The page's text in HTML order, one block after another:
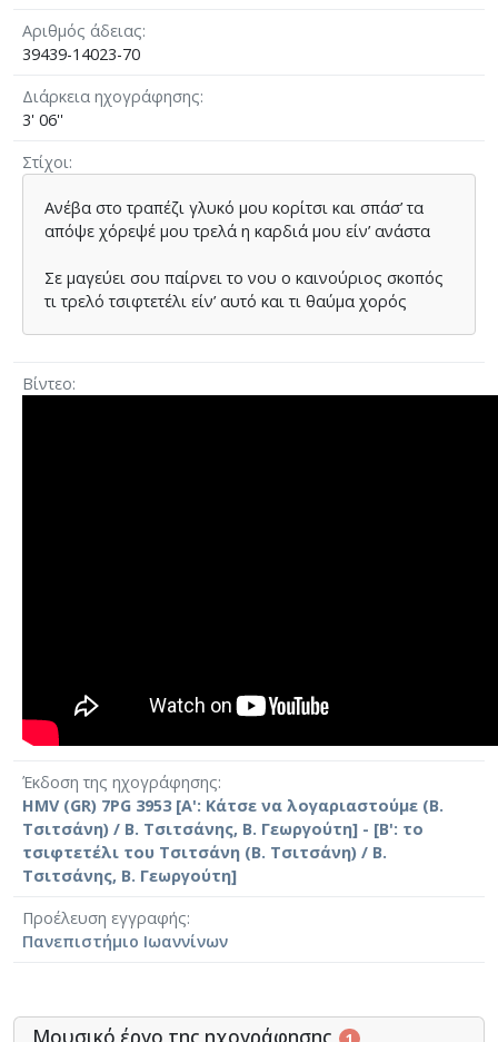
Αριθμός άδειας
39439-14023-70
Διάρκεια ηχογράφησης
3' 06''
Στίχοι
Ανέβα στο τραπέζι γλυκό µου κορίτσι και σπάσ’ τα
απόψε χόρεψέ µου τρελά η καρδιά µου είν’ ανάστα
Σε µαγεύει σου παίρνει το νου ο καινούριος σκοπός
τι τρελό τσιφτετέλι είν’ αυτό και τι θαύµα χορός
Βίντεο
Έκδοση της ηχογράφησης
HMV (GR) 7PG 3953 [Α': Κάτσε να λογαριαστούμε (Β.
Τσιτσάνη) / Β. Τσιτσάνης, Β. Γεωργούτη] - [Β': το
τσιφτετέλι του Τσιτσάνη (Β. Τσιτσάνη) / Β.
Τσιτσάνης, Β. Γεωργούτη]
Προέλευση εγγραφής
Πανεπιστήμιο Ιωαννίνων